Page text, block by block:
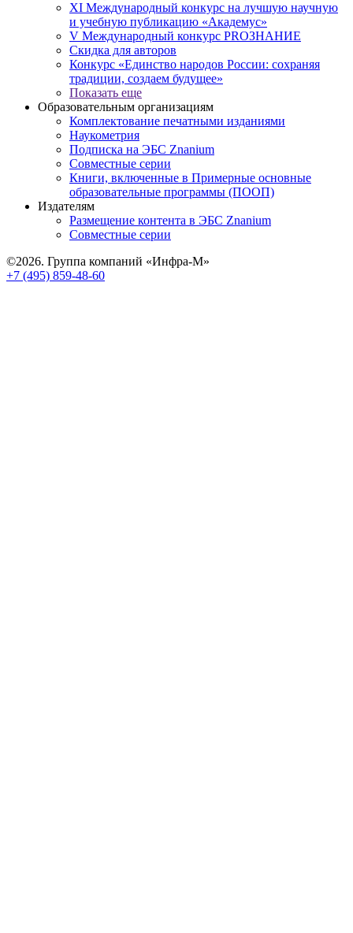
XI Международный конкурс на лучшую научную
и учебную публикацию «Академус»
V Международный конкурс PROЗНАНИЕ
Скидка для авторов
Конкурс «Единство народов России: сохраняя
традиции, создаем будущее»
Показать еще
Образовательным организациям
Комплектование печатными изданиями
Наукометрия
Подписка на ЭБС Znanium
Совместные серии
Книги, включенные в Примерные основные
образовательные программы (ПООП)
Издателям
Размещение контента в ЭБС Znanium
Совместные серии
©2026. Группа компаний «Инфра-М»
+7 (495) 859-48-60